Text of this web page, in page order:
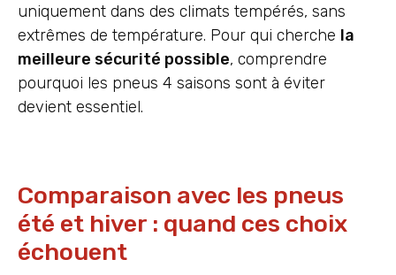
uniquement dans des climats tempérés, sans
extrêmes de température. Pour qui cherche la
meilleure sécurité possible, comprendre
pourquoi les pneus 4 saisons sont à éviter
devient essentiel.
Comparaison avec les pneus
été et hiver : quand ces choix
échouent